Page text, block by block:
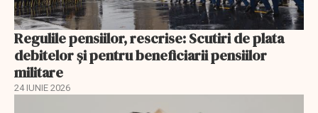
Regulile pensiilor, rescrise: Scutiri de plata
debitelor și pentru beneficiarii pensiilor
militare
24 IUNIE 2026